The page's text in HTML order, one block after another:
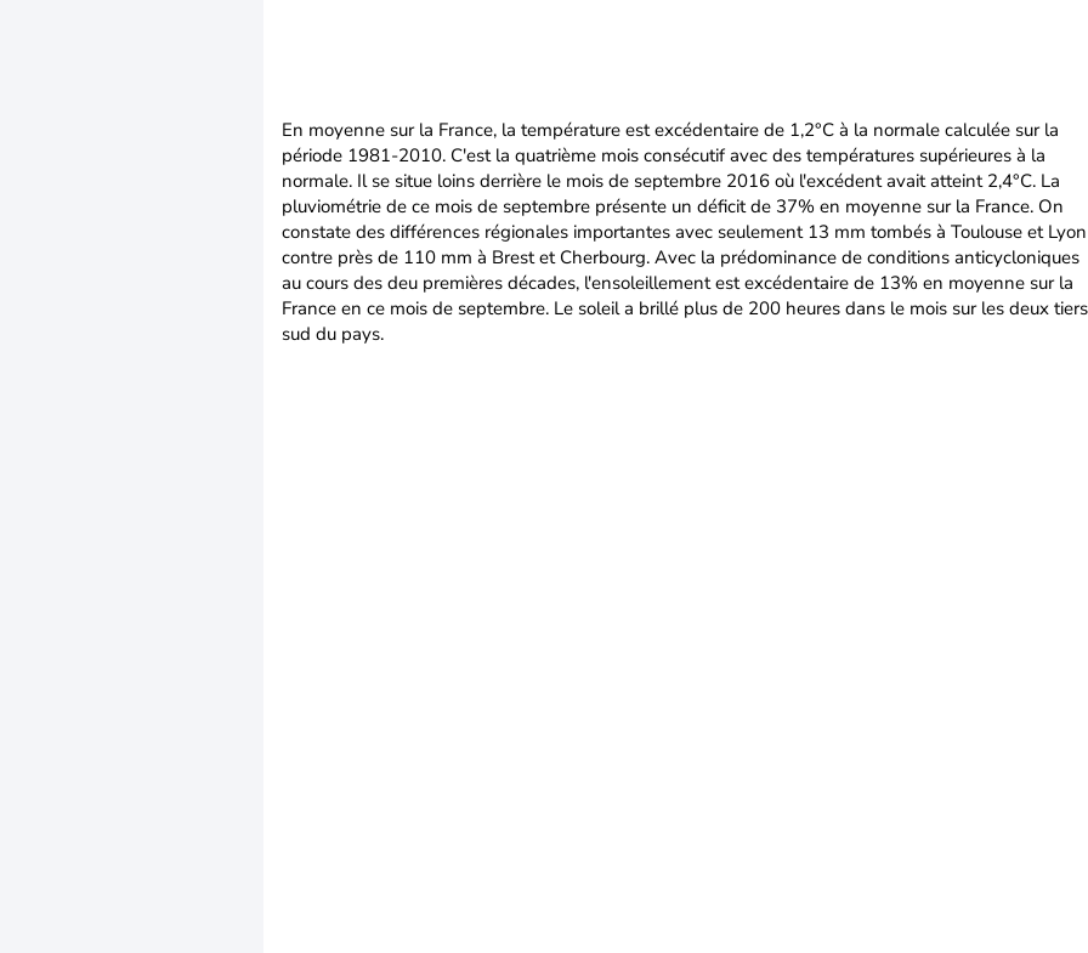
En moyenne sur la France, la température est excédentaire de 1,2°C à la normale calculée sur la
période 1981-2010. C'est la quatrième mois consécutif avec des températures supérieures à la
normale. Il se situe loins derrière le mois de septembre 2016 où l'excédent avait atteint 2,4°C. La
pluviométrie de ce mois de septembre présente un déficit de 37% en moyenne sur la France. On
constate des différences régionales importantes avec seulement 13 mm tombés à Toulouse et Lyon
contre près de 110 mm à Brest et Cherbourg. Avec la prédominance de conditions anticycloniques
au cours des deu premières décades, l'ensoleillement est excédentaire de 13% en moyenne sur la
France en ce mois de septembre. Le soleil a brillé plus de 200 heures dans le mois sur les deux tiers
sud du pays.